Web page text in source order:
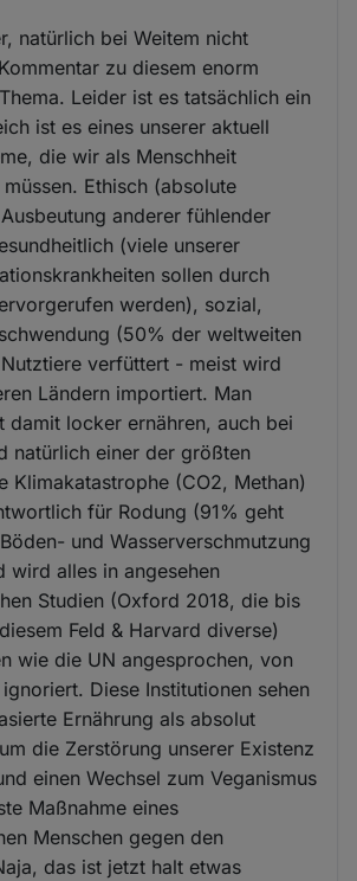
natürlich bei Weitem nicht
zu diesem enorm
Leider ist es tatsächlich ein
ist es eines unserer aktuell
die wir als Menschheit
Ethisch (absolute
anderer fühlender
(viele unserer
sollen durch
werden), sozial,
(50% der weltweiten
verfüttert - meist wird
Ländern importiert. Man
damit locker ernähren, auch bei
natürlich einer der größten
Klimakatastrophe (CO2, Methan)
für Rodung (91% geht
und Wasserverschmutzung
wird alles in angesehen
Studien (Oxford 2018, die bis
Feld & Harvard diverse)
wie die UN angesprochen, von
Diese Institutionen sehen
Ernährung als absolut
die Zerstörung unserer Existenz
einen Wechsel zum Veganismus
Maßnahme eines
Menschen gegen den
das ist jetzt halt etwas